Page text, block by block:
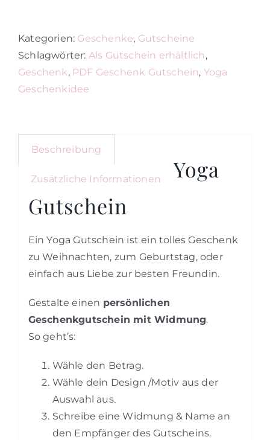
Kategorien: Geschenke, Gutscheine
Schlagwörter: Als Gutschein erhältlich ,
Geschenk, PDF Geschenk Gutschein, Yoga
Geschenkidee
Beschreibung
Zusätzliche Informationen
Yoga
Gutschein
Ein Yoga Gutschein ist ein tolles Geschenk
zu Weihnachten, zum Geburtstag, oder
einfach aus Liebe zur besten Freundin.
Gestalte einen persönlichen
Geschenkgutschein mit Widmung.
So geht’s:
Wähle den Betrag.
Wähle dein Design /Motiv aus der
Auswahl aus.
Schreibe eine Widmung & Name an
den Empfänger des Gutscheins.